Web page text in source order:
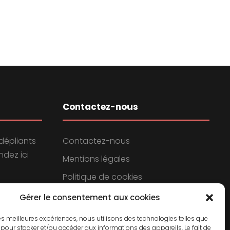
Gérer le consentement aux cookies
meilleures expériences, nous utilisons des technologies telles que
stocker et/ou accéder aux informations des appareils. Le fait de
ici
Contactez-nous
Contactez-nous
Mentions légales
Politique de cookies
Politique de confidentialité